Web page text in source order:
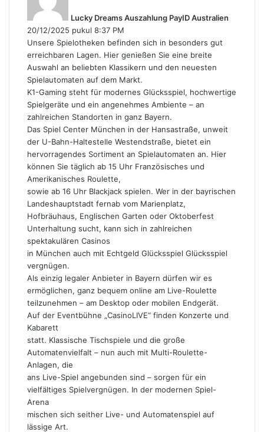
Lucky Dreams Auszahlung PayID Australien
20/12/2025 pukul 8:37 PM
Unsere Spielotheken befinden sich in besonders gut
erreichbaren Lagen. Hier genießen Sie eine breite
Auswahl an beliebten Klassikern und den neuesten
Spielautomaten auf dem Markt.
K1-Gaming steht für modernes Glücksspiel, hochwertige
Spielgeräte und ein angenehmes Ambiente – an
zahlreichen Standorten in ganz Bayern.
Das Spiel Center München in der Hansastraße, unweit
der U-Bahn-Haltestelle Westendstraße, bietet ein
hervorragendes Sortiment an Spielautomaten an. Hier
können Sie täglich ab 15 Uhr Französisches und
Amerikanisches Roulette,
sowie ab 16 Uhr Blackjack spielen. Wer in der bayrischen
Landeshauptstadt fernab vom Marienplatz,
Hofbräuhaus, Englischen Garten oder Oktoberfest
Unterhaltung sucht, kann sich in zahlreichen
spektakulären Casinos
in München auch mit Echtgeld Glücksspiel Glücksspiel
vergnügen.
Als einzig legaler Anbieter in Bayern dürfen wir es
ermöglichen, ganz bequem online am Live-Roulette
teilzunehmen – am Desktop oder mobilen Endgerät.
Auf der Eventbühne „CasinoLIVE“ finden Konzerte und
Kabarett
statt. Klassische Tischspiele und die große
Automatenvielfalt – nun auch mit Multi-Roulette-
Anlagen, die
ans Live-Spiel angebunden sind – sorgen für ein
vielfältiges Spielvergnügen. In der modernen Spiel-
Arena
mischen sich seither Live- und Automatenspiel auf
lässige Art.